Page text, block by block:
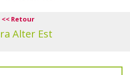
<< Retour
Alter Est